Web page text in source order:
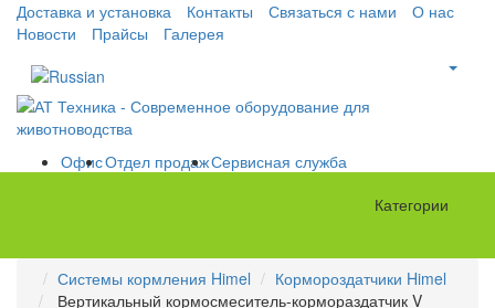
Доставка и установка Контакты Связаться с нами
О нас
Новости
Прайсы Галерея
ОфисОтдел продажСервисная служба
Категории
Системы кормления Himel
Кормороздатчики Himel
Вертикальный кормосмеситель-кормораздатчик V